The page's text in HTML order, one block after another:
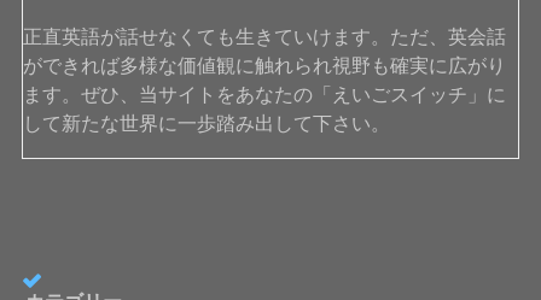
正直英語が話せなくても生きていけます。ただ、英会話
ができれば多様な価値観に触れられ視野も確実に広がり
ます。ぜひ、当サイトをあなたの「えいごスイッチ」に
して新たな世界に一歩踏み出して下さい。